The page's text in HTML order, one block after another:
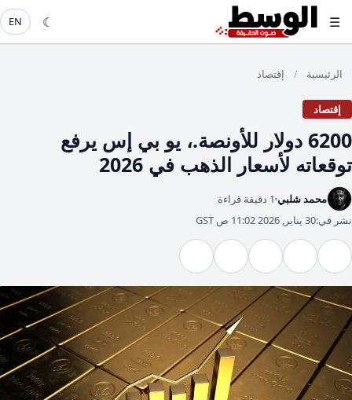
☰
☾
EN
الرئيسية / إقتصاد
إقتصاد
6200 دولار للأونصة.، يو بي إس يرفع
توقعاته لأسعار الذهب في 2026
محمد شلبي 1 دقيقة قراءة
نشر في:30 يناير, 2026 11:02 ص GST